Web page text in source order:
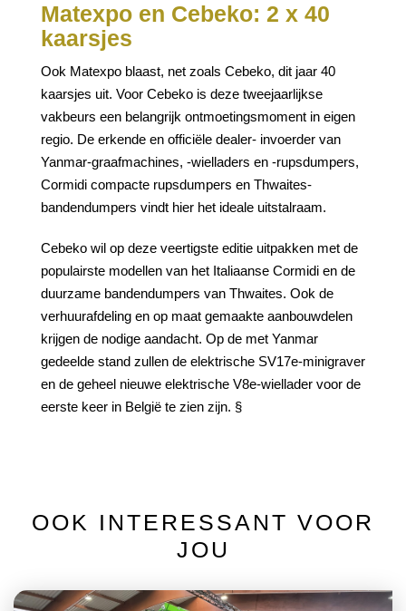
Matexpo en Cebeko: 2 x 40
kaarsjes
Ook Matexpo blaast, net zoals Cebeko, dit jaar 40
kaarsjes uit. Voor Cebeko is deze tweejaarlijkse
vakbeurs een belangrijk ontmoetingsmoment in eigen
regio. De erkende en officiële dealer- invoerder van
Yanmar-graafmachines, -wielladers en -rupsdumpers,
Cormidi compacte rupsdumpers en Thwaites-
bandendumpers vindt hier het ideale uitstalraam.
Cebeko wil op deze veertigste editie uitpakken met de
populairste modellen van het Italiaanse Cormidi en de
duurzame bandendumpers van Thwaites. Ook de
verhuurafdeling en op maat gemaakte aanbouwdelen
krijgen de nodige aandacht. Op de met Yanmar
gedeelde stand zullen de elektrische SV17e-minigraver
en de geheel nieuwe elektrische V8e-wiellader voor de
eerste keer in België te zien zijn. §
OOK INTERESSANT VOOR
JOU